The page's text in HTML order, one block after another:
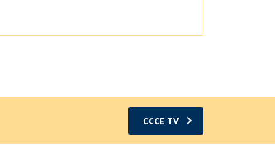
CCCE TV